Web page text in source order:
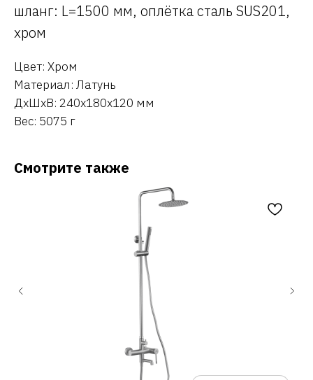
шланг: L=1500 мм, оплётка сталь SUS201,
хром
Цвет: Хром
Материал: Латунь
ДxШxВ: 240x180x120 мм
Вес: 5075 г
Смотрите также